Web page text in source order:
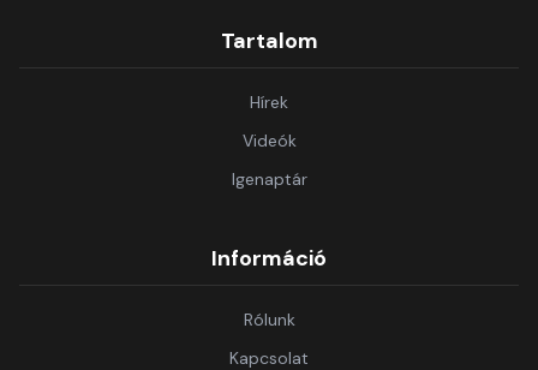
Tartalom
Hírek
Videók
Igenaptár
Információ
Rólunk
Kapcsolat